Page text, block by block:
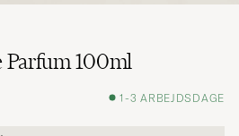
Parfum 100ml
1-3 ARBEJDSDAGE